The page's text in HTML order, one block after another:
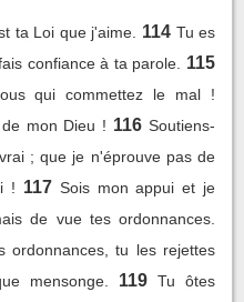
ta Loi que j'aime. 114 Tu es
confiance à ta parole.
115
qui commettez le mal !
mon Dieu ! 116 Soutiens-
; que je n'éprouve pas de
! 117 Sois mon appui et je
de vue tes ordonnances.
ordonnances, tu les rejettes
mensonge.
119 Tu ôtes